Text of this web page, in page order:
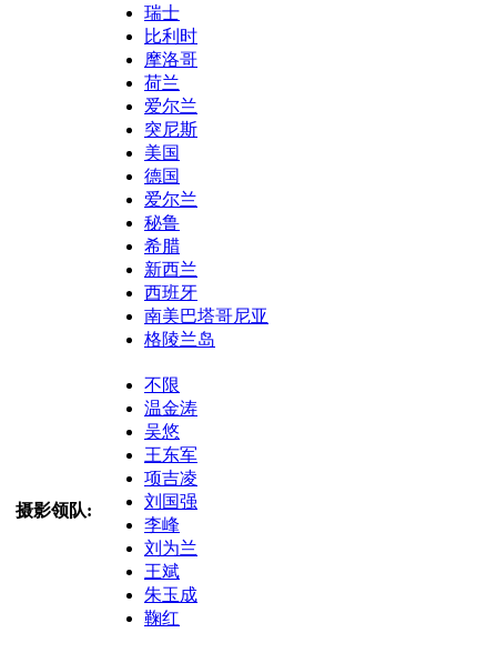
瑞士
比利时
摩洛哥
荷兰
爱尔兰
突尼斯
美国
德国
爱尔兰
秘鲁
希腊
新西兰
西班牙
南美巴塔哥尼亚
格陵兰岛
摄影领队:
不限
温金涛
吴悠
王东军
项吉凌
刘国强
李峰
刘为兰
王斌
朱玉成
鞠红